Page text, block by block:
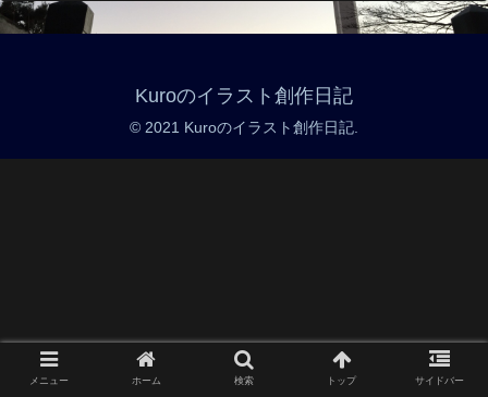
Kuroのイラスト創作日記
© 2021 Kuroのイラスト創作日記.
メニュー ホーム 検索 トップ サイドバー